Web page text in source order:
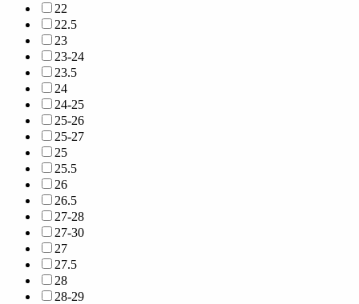
22
22.5
23
23-24
23.5
24
24-25
25-26
25-27
25
25.5
26
26.5
27-28
27-30
27
27.5
28
28-29